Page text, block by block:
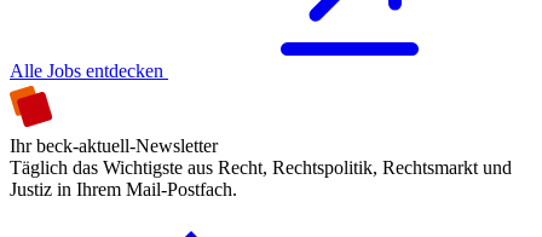
Alle Jobs entdecken
Ihr beck-aktuell-Newsletter
Täglich das Wichtigste aus Recht, Rechtspolitik, Rechtsmarkt und
Justiz in Ihrem Mail-Postfach.